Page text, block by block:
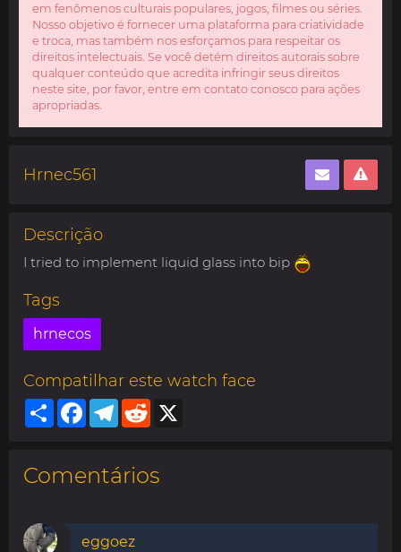
em fenômenos culturais populares, jogos, filmes ou séries.
Nosso objetivo é fornecer uma plataforma para criatividade
e troca, mas também nos esforçamos para respeitar os
direitos intelectuais. Se você detém direitos autorais sobre
qualquer conteúdo que acredita infringir seus direitos
neste site, por favor, entre em contato conosco para ações
apropriadas.
Hrnec561
Descrição
I tried to implement liquid glass into bip
Tags
hrnecos
Compatilhar este watch face
ShareFacebookTelegram
Reddit
Comentários
eggoez